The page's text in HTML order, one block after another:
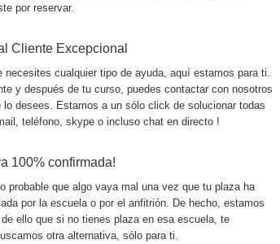
por reservar.
Cliente Excepcional
necesites cualquier tipo de ayuda, aquí estamos para ti.
y después de tu curso, puedes contactar con nosotros
lo desees. Estamos a un sólo click de solucionar todas
teléfono, skype o incluso chat en directo !
100% confirmada!
probable que algo vaya mal una vez que tu plaza ha
por la escuela o por el anfitrión. De hecho, estamos
ello que si no tienes plaza en esa escuela, te
otra alternativa, sólo para ti.